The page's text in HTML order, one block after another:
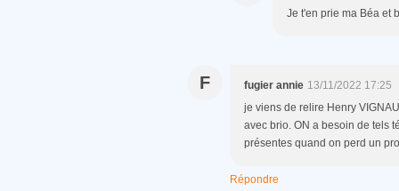
Je t'en prie ma Béa et
F fugier annie 13/11/2022 17:25
je viens de relire Henry
avec brio. ON a besoin de tels
présentes quand on perd un
Répondre